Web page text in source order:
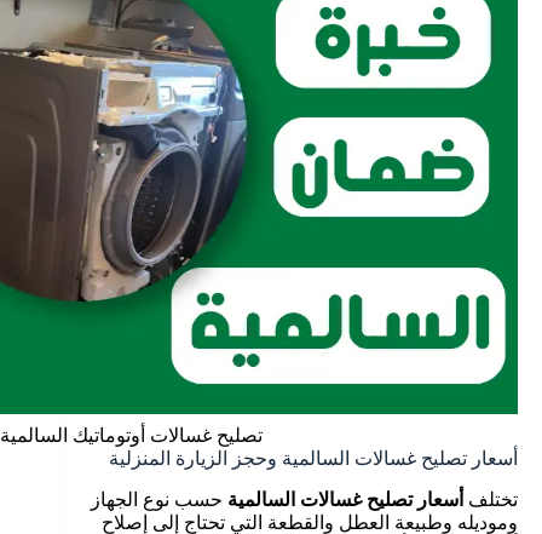
تصليح غسالات أوتوماتيك السالمية
أسعار تصليح غسالات السالمية وحجز الزيارة المنزلية
تختلف أسعار تصليح غسالات السالمية حسب نوع الجهاز
وموديله وطبيعة العطل والقطعة التي تحتاج إلى إصلاح